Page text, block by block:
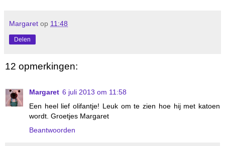
Margaret op 11:48
Delen
12 opmerkingen:
Margaret 6 juli 2013 om 11:58
Een heel lief olifantje! Leuk om te zien hoe hij met katoen
wordt. Groetjes Margaret
Beantwoorden